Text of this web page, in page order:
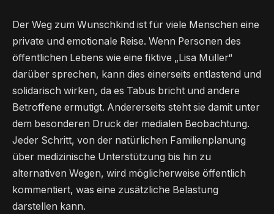
Der Weg zum Wunschkind ist für viele Menschen eine
private und emotionale Reise. Wenn Personen des
öffentlichen Lebens wie eine fiktive „Lisa Müller“
darüber sprechen, kann dies einerseits entlastend und
solidarisch wirken, da es Tabus bricht und andere
Betroffene ermutigt. Andererseits steht sie damit unter
dem besonderen Druck der medialen Beobachtung.
Jeder Schritt, von der natürlichen Familienplanung
über medizinische Unterstützung bis hin zu
alternativen Wegen, wird möglicherweise öffentlich
kommentiert, was eine zusätzliche Belastung
darstellen kann.